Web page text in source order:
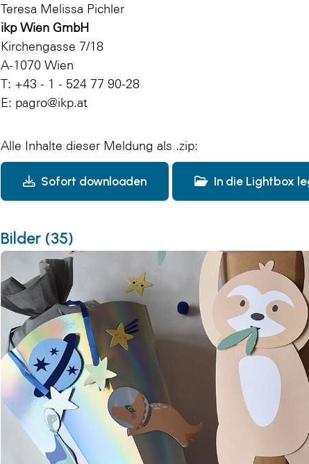
Teresa Melissa Pichler
ikp Wien GmbH
Kirchengasse 7/18
A-1070 Wien
T: +43 - 1 - 524 77 90-28
E: pagro@ikp.at
Alle Inhalte dieser Meldung als .zip:
Sofort downloaden In die Lightbox
Bilder (35)